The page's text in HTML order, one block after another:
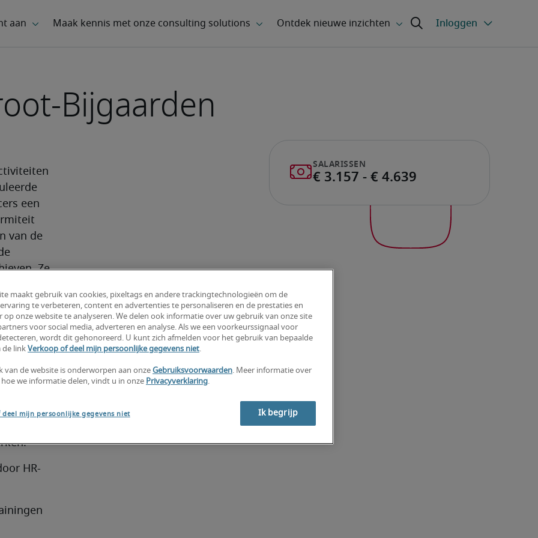
Bijgaarden
een
van de
Ze
HR-
maakt gebruik van cookies, pixeltags en andere trackingtechnologieën om de
te verbeteren, content en advertenties te personaliseren en de prestaties en
op onze website te analyseren. We delen ook informatie over uw gebruik van onze site
voor social media, adverteren en analyse. Als we een voorkeurssignaal voor
wordt dit gehonoreerd. U kunt zich afmelden voor het gebruik van bepaalde
de link Verkoop of deel mijn persoonlijke gegevens niet.
van de website is onderworpen aan onze Gebruiksvoorwaarden. Meer informatie over
hoe we informatie delen, vindt u in onze Privacyverklaring.
deel mijn persoonlijke gegevens niet Ik begrijp